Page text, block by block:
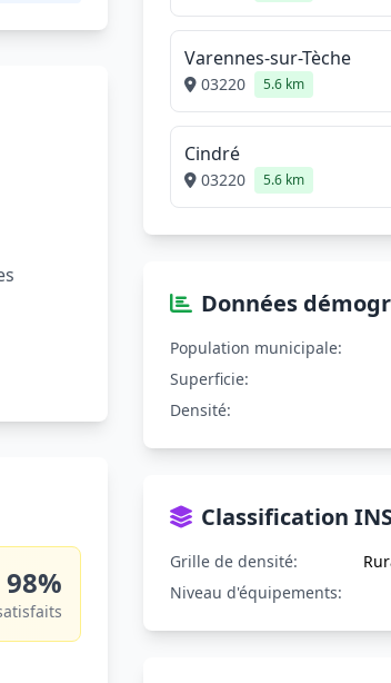
98%
Varennes-sur-Tèche
03220 5.6 km
Cindré
03220 5.6 km
Données
Population municipale:
Superficie:
Densité:
Classification
Grille de densité:
Niveau d'équipements: